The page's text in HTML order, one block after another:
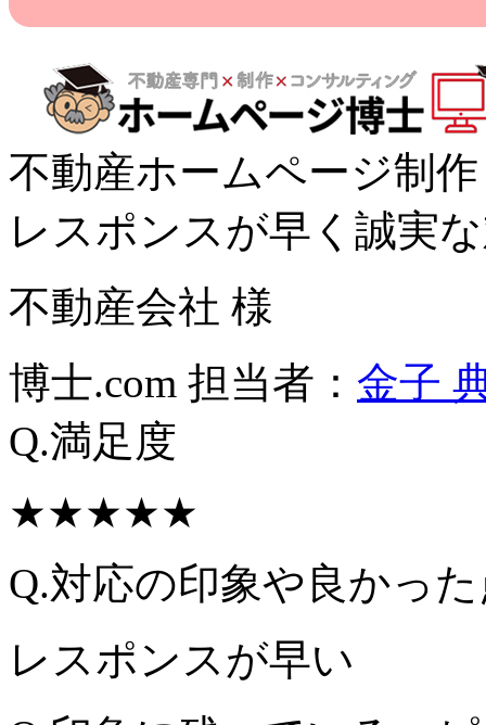
不動産ホームページ制作
レスポンスが早く誠実
不動産会社 様
博士.com 担当者： 金子
Q.満足度
★★★★★
Q.対応の印象や良かっ
レスポンスが早い